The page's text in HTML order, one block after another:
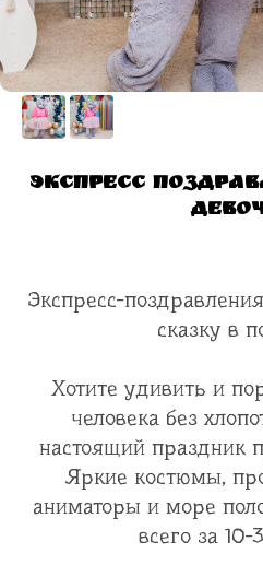
Экспресс
Экспресс-
сказку в
Хотите удивить и
человека без
настоящий праздник
Яркие костюмы,
аниматоры и море
всего за